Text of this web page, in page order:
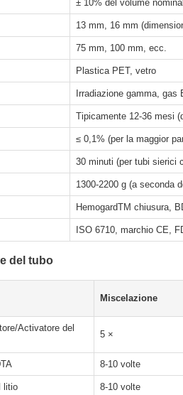
± 10% del volume
13 mm, 16 mm
75 mm, 100 mm, ecc.
Plastica PET, vetro
Irradiazione gamma, gas
Tipicamente 12-36 mesi
≤ 0,1% (per la maggior
30 minuti (per tubi sierici
1300-2200 g (a seconda
HemogardTM chiusura,
ISO 6710, marchio CE,
del tubo
Miscelazione
Activatore del
5 ×
8-10 volte
litio 8-10 volte